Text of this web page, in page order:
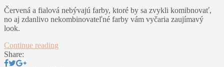
Červená a fialová nebývajú farby, ktoré by sa zvykli komibnovať,
no aj zdanlivo nekombinovateľné farby vám vyčaria zaujímavý
look.
Continue reading
Share: